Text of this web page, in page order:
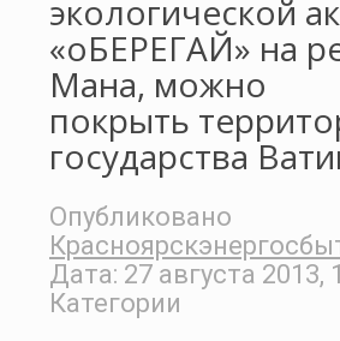
экологической
«оБЕРЕГАЙ» на
Мана, можно
покрыть
государства
Опубликовано
Дата: 27 августа 2013,
Категории